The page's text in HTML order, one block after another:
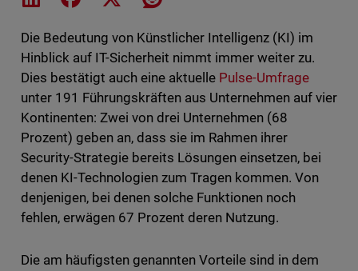
Die Bedeutung von Künstlicher Intelligenz (KI) im
Hinblick auf IT-Sicherheit nimmt immer weiter zu.
Dies bestätigt auch eine aktuelle Pulse-Umfrage
unter 191 Führungskräften aus Unternehmen auf vier
Kontinenten: Zwei von drei Unternehmen (68
Prozent) geben an, dass sie im Rahmen ihrer
Security-Strategie bereits Lösungen einsetzen, bei
denen KI-Technologien zum Tragen kommen. Von
denjenigen, bei denen solche Funktionen noch
fehlen, erwägen 67 Prozent deren Nutzung.
Die am häufigsten genannten Vorteile sind in dem